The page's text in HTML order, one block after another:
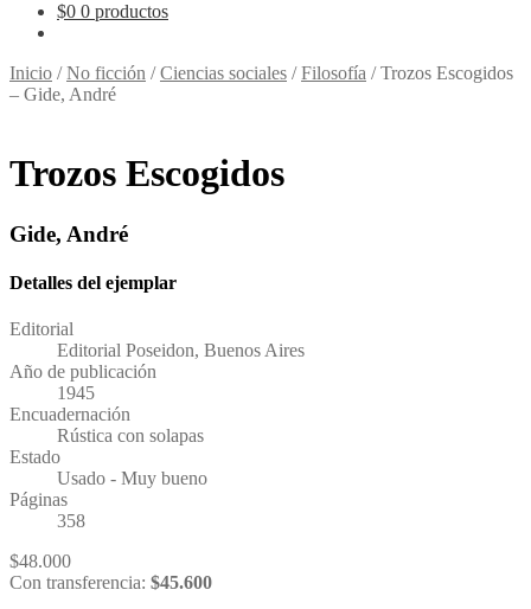
$0 0 productos
Inicio /No ficción /Ciencias sociales /Filosofía /Trozos Escogidos
– Gide, André
Trozos Escogidos
Gide, André
Detalles del ejemplar
Editorial
Editorial Poseidon, Buenos Aires
Año de publicación
1945
Encuadernación
Rústica con solapas
Estado
Usado - Muy bueno
Páginas
358
$48.000
Con transferencia: $45.600